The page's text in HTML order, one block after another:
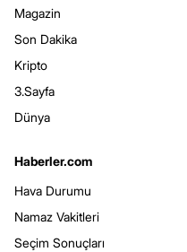
Magazin
Son Dakika
Kripto
3.Sayfa
Dünya
Haberler.com
Hava Durumu
Namaz Vakitleri
Seçim Sonuçları